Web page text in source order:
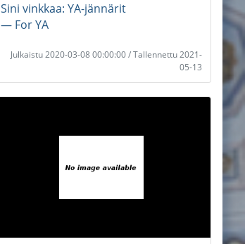
Sini vinkkaa: YA-jännärit
― For YA
Julkaistu 2020-03-08 00:00:00 / Tallennettu 2021-
05-13